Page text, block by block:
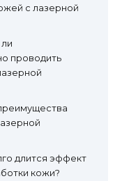
с лазерной
проводить
длится эффект
кожи?